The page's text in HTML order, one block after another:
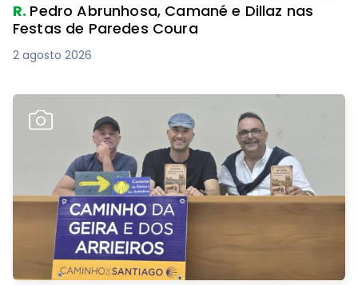
R. Pedro Abrunhosa, Camané e Dillaz nas
Festas de Paredes Coura
2 agosto 2026